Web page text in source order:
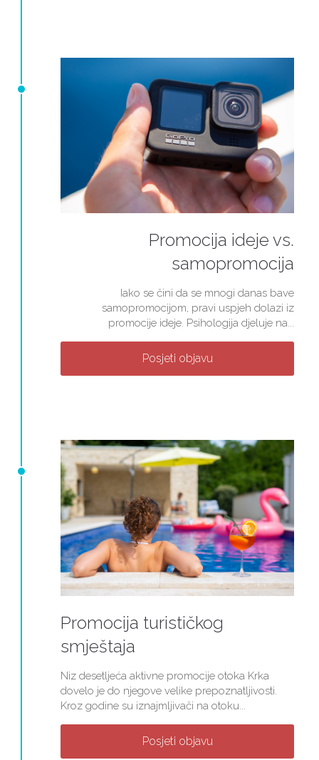
Promocija ideje vs.
samopromocija
Iako se čini da se mnogi danas bave
samopromocijom, pravi uspjeh dolazi iz
promocije ideje. Psihologija djeluje na...
Posjeti objavu
Promocija turističkog
smještaja
Niz desetljeća aktivne promocije otoka Krka
dovelo je do njegove velike prepoznatljivosti.
Kroz godine su iznajmljivači na otoku...
Posjeti objavu